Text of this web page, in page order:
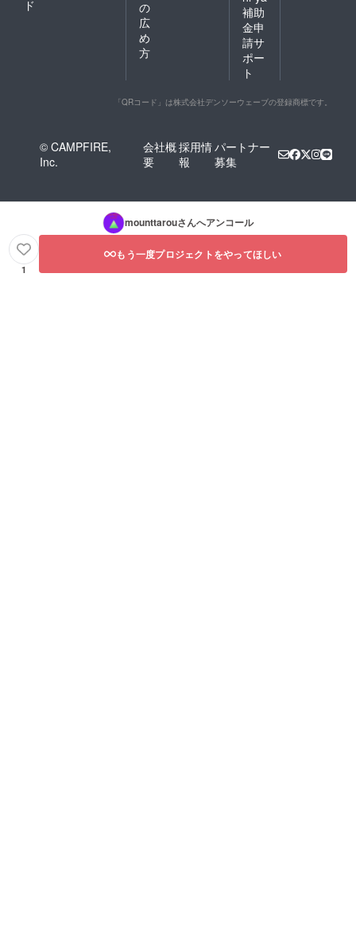
ド
の
広
め
方
補助
金申
請サ
ポー
ト
「QRコード」は株式会社デンソーウェーブの登録商標です。
© CAMPFIRE,
Inc.
会社概
要
採用情
報
パートナー
募集
mounttarouさんへアンコール
1
もう一度プロジェクトをやってほしい